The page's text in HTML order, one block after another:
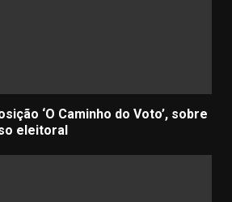
‘O Caminho do Voto’, sobre
eleitoral